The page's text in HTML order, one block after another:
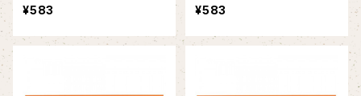
¥583
¥583